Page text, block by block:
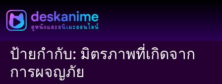
ป้ายกำกับ: มิตรภาพที่เกิดจาก
การผจญภัย